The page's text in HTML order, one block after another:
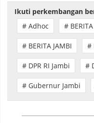
Ikuti perkembangan
# Adhoc
#
# BERITA JAMBI #
# DPR RI Jambi #
# Gubernur Jambi